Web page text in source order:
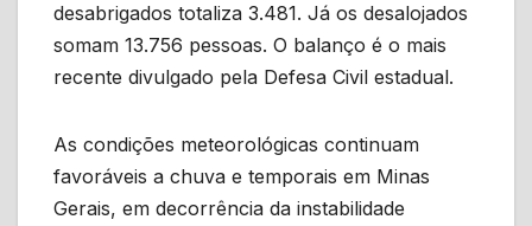
desabrigados totaliza 3.481. Já os desalojados
somam 13.756 pessoas. O balanço é o mais
recente divulgado pela Defesa Civil estadual.
As condições meteorológicas continuam
favoráveis a chuva e temporais em Minas
Gerais, em decorrência da instabilidade